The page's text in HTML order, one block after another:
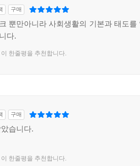
구매
뿐만아니라 사회생활의 기본과 태도를
다.
이 한줄평을 추천합니다.
구매
습니다.
이 한줄평을 추천합니다.